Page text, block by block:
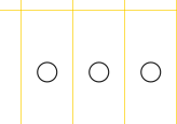
◯ ◯ ◯